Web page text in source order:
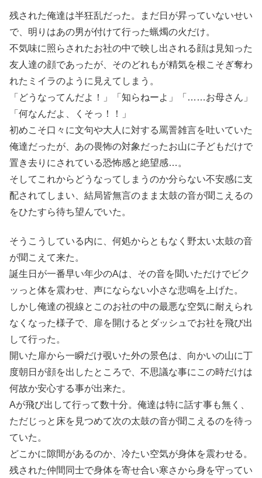
残された俺達は半狂乱だった。まだ日が昇っていないせい
で、明りはあの男が付けて行った蝋燭の火だけ。
不気味に照らされたお社の中で映し出される顔は見知った
友人達の顔であったが、そのどれもが精気を根こそぎ奪わ
れたミイラのように見えてしまう。
「どうなってんだよ！」「知らねーよ」「……お母さん」
「何なんだよ、くそっ！！」
初めこそ口々に文句や大人に対する罵詈雑言を吐いていた
俺達だったが、あの畏怖の対象だったお山に子どもだけで
置き去りにされている恐怖感と絶望感…。
そしてこれからどうなってしまうのか分らない不安感に支
配されてしまい、結局皆無言のまま太鼓の音が聞こえるの
をひたすら待ち望んでいた。
そうこうしている内に、何処からともなく野太い太鼓の音
が聞こえて来た。
誕生日が一番早い年少のAは、その音を聞いただけでビク
ッっと体を震わせ、声にならない小さな悲鳴を上げた。
しかし俺達の視線とこのお社の中の最悪な空気に耐えられ
なくなった様子で、扉を開けるとダッシュでお社を飛び出
して行った。
開いた扉から一瞬だけ覗いた外の景色は、向かいの山に丁
度朝日が顔を出したところで、不思議な事にこの時だけは
何故か安心する事が出来た。
Aが飛び出して行って数十分。俺達は特に話す事も無く、
ただじっと床を見つめて次の太鼓の音が聞こえるのを待っ
ていた。
どこかに隙間があるのか、冷たい空気が身体を震わせる。
残された仲間同士で身体を寄せ合い寒さから身を守ってい